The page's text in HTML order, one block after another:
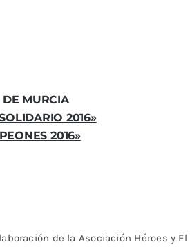
MURCIA
2016»
2016»
de la Asociación Héroes y El